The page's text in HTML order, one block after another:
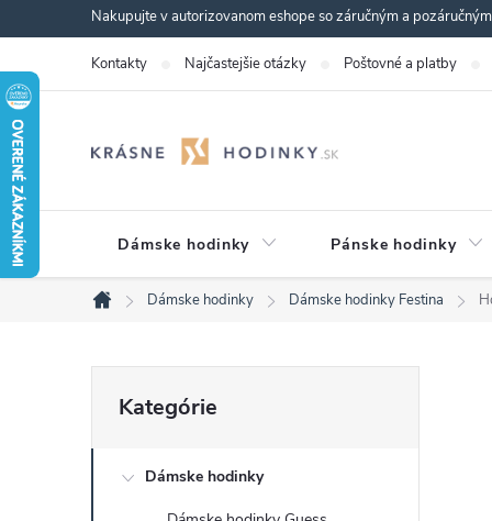
na
obsah
Nakupujte v autorizovanom eshope so záručným a
Kontakty Najčastejšie otázky Poštovné a platby
Dámske hodinky Pánske hodinky
Domov
Dámske hodinky Dámske hodinky Festina
o
kategórie
Kategórie
Dámske hodinky